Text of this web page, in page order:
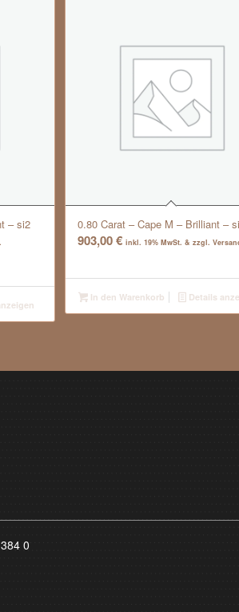
– si2 0.80 Carat – Cape M – Brilliant –
903,00€ inkl. 19% MwSt. & zzgl.
In den Warenkorb Details
0